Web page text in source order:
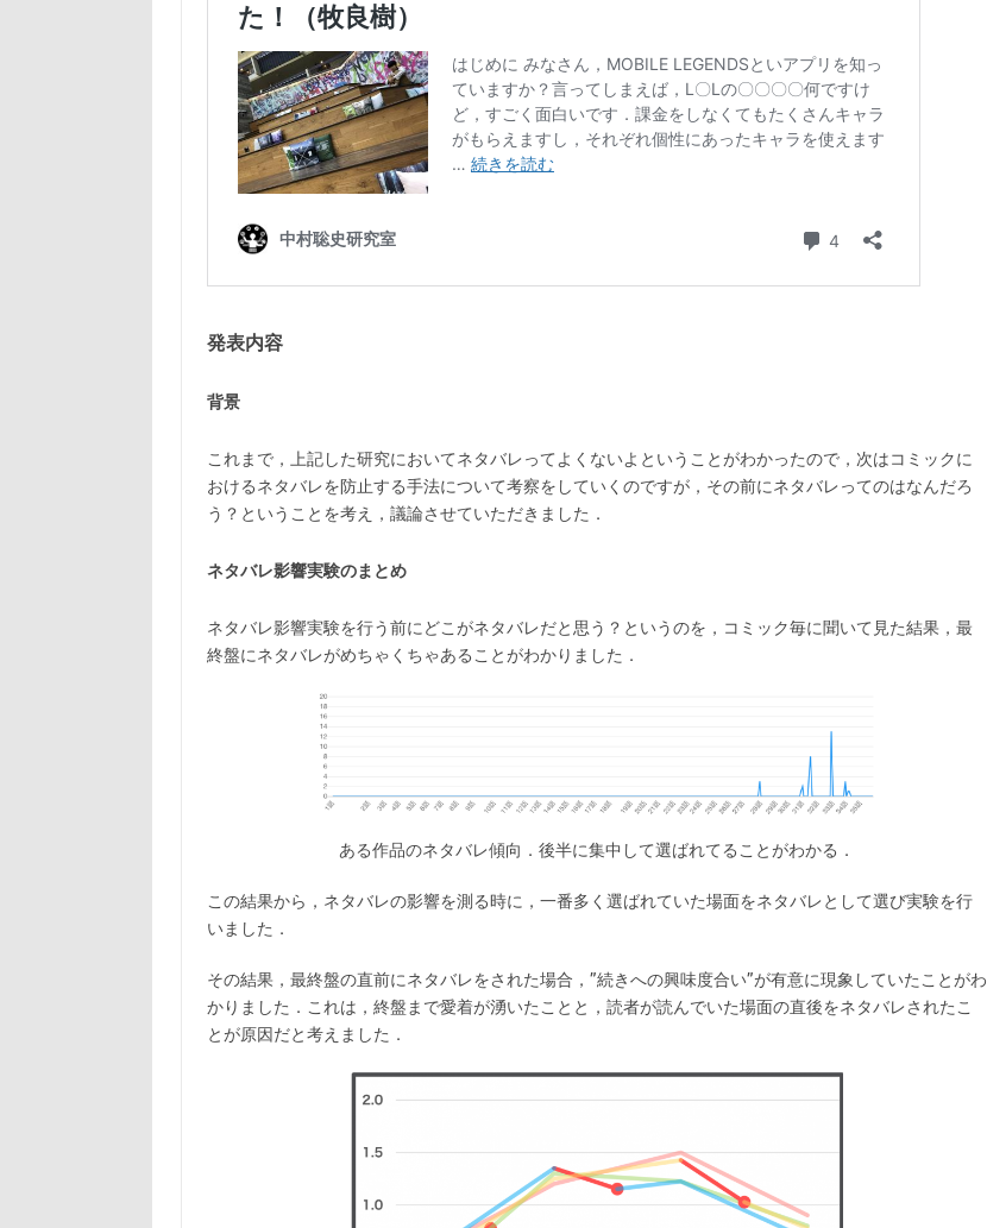
発表内容
背景
これまで，上記した研究においてネタバレってよくないよということがわかったので，次はコミックに
おけるネタバレを防止する手法について考察をしていくのですが，その前にネタバレってのはなんだろ
う？ということを考え，議論させていただきました．
ネタバレ影響実験のまとめ
ネタバレ影響実験を行う前にどこがネタバレだと思う？というのを，コミック毎に聞いて見た結果，最
終盤にネタバレがめちゃくちゃあることがわかりました．
ある作品のネタバレ傾向．後半に集中して選ばれてることがわかる．
この結果から，ネタバレの影響を測る時に，一番多く選ばれていた場面をネタバレとして選び実験を行
いました．
その結果，最終盤の直前にネタバレをされた場合，”続きへの興味度合い”が有意に現象していたことがわ
かりました．これは，終盤まで愛着が湧いたことと，読者が読んでいた場面の直後をネタバレされたこ
とが原因だと考えました．